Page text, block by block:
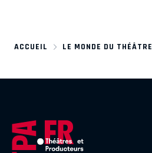
ACCUEIL LE MONDE DU THÉÂTRE